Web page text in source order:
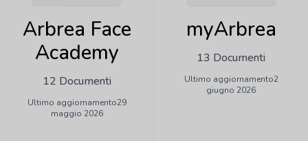
Arbrea Face
Academy
12 Documenti
Ultimo aggiornamento29
maggio 2026
myArbrea
13 Documenti
Ultimo aggiornamento2
giugno 2026